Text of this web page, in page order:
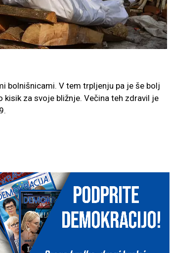
bolnišnicami. V tem trpljenju pa je še bolj
za svoje bližnje. Večina teh zdravil je